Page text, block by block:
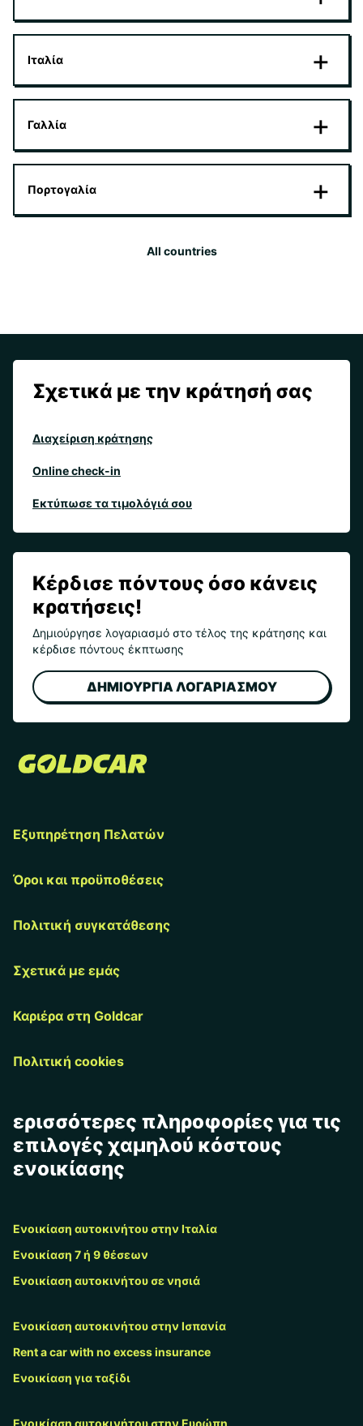
Ιταλία
Γαλλία
Πορτογαλία
All countries
Σχετικά με την κράτησή σας
Διαχείριση κράτησης
Online check-in
Εκτύπωσε τα τιμολόγιά σου
Κέρδισε πόντους όσο κάνεις
κρατήσεις!
Δημιούργησε λογαριασμό στο τέλος της κράτησης και
κέρδισε πόντους έκπτωσης
ΔΗΜΙΟΥΡΓΙΑ ΛΟΓΑΡΙΑΣΜΟΥ
Εξυπηρέτηση Πελατών
Όροι και προϋποθέσεις
Πολιτική συγκατάθεσης
Σχετικά με εμάς
Καριέρα στη Goldcar
Πολιτική cookies
ερισσότερες πληροφορίες για τις
επιλογές χαμηλού κόστους
ενοικίασης
Ενοικίαση αυτοκινήτου στην Ιταλία
Ενοικίαση 7 ή 9 θέσεων
Ενοικίαση αυτοκινήτου σε νησιά
Ενοικίαση αυτοκινήτου στην Ισπανία
Rent a car with no excess insurance
Ενοικίαση για ταξίδι